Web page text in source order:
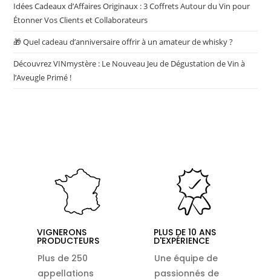
Idées Cadeaux d’Affaires Originaux : 3 Coffrets Autour du Vin pour
Étonner Vos Clients et Collaborateurs
🎁 Quel cadeau d’anniversaire offrir à un amateur de whisky ?
Découvrez VINmystère : Le Nouveau Jeu de Dégustation de Vin à
l’Aveugle Primé !
VIGNERONS
PRODUCTEURS
Plus de 250
appellations
PLUS DE 10 ANS
D'EXPÉRIENCE
Une équipe de
passionnés de